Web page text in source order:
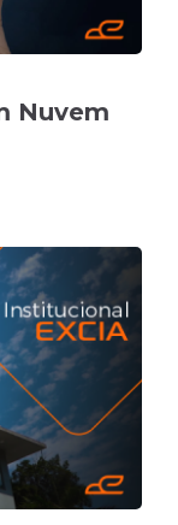
Nuvem